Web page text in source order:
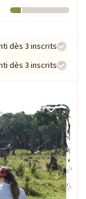
dès 3 inscrits
dès 3 inscrits